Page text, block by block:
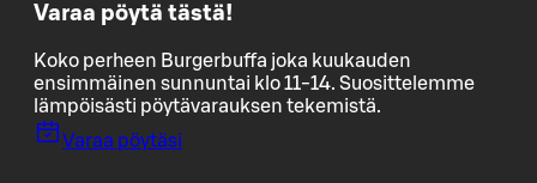
Varaa pöytä tästä!
Koko perheen Burgerbuffa joka kuukauden
ensimmäinen sunnuntai klo 11-14. Suosittelemme
lämpöisästi pöytävarauksen tekemistä.
Varaa pöytäsi